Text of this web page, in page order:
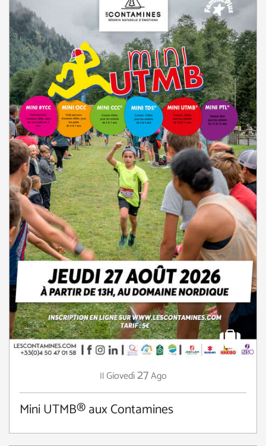
IlGiovedì27Ago
Mini UTMB® aux Contamines